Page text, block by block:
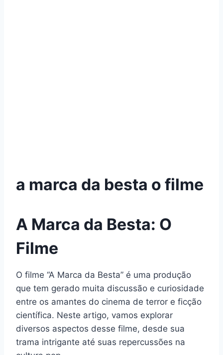
a marca da besta o filme
A Marca da Besta: O
Filme
O filme “A Marca da Besta” é uma produção
que tem gerado muita discussão e curiosidade
entre os amantes do cinema de terror e ficção
científica. Neste artigo, vamos explorar
diversos aspectos desse filme, desde sua
trama intrigante até suas repercussões na